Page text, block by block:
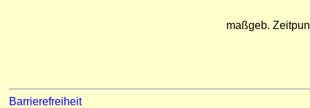
maßgeb.
Barrierefreiheit